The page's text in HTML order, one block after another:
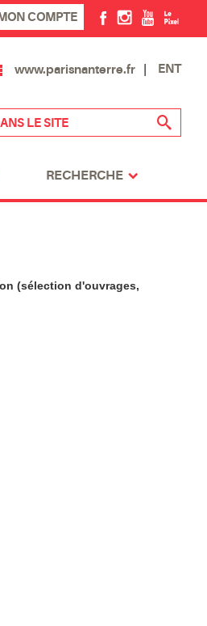
MON COMPTE
www.parisnanterre.fr ENT
RECHERCHE
(sélection d'ouvrages,